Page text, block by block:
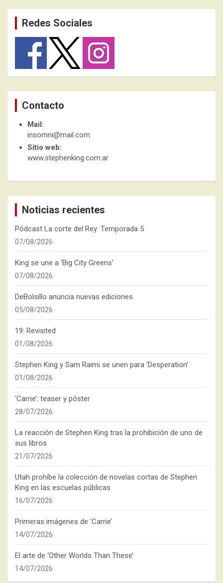
Redes Sociales
Contacto
Mail:
insomni@mail.com
Sitio web:
www.stephenking.com.ar
Noticias recientes
Pódcast La corte del Rey: Temporada 5
07/08/2026
King se une a ‘Big City Greens’
07/08/2026
DeBolsillo anuncia nuevas ediciones
05/08/2026
19: Revisited
01/08/2026
Stephen King y Sam Raimi se unen para ‘Desperation’
01/08/2026
‘Carrie’: teaser y póster
28/07/2026
La reacción de Stephen King tras la prohibición de uno de
sus libros
21/07/2026
Utah prohíbe la colección de novelas cortas de Stephen
King en las escuelas públicas
16/07/2026
Primeras imágenes de ‘Carrie’
14/07/2026
El arte de ‘Other Worlds Than These’
14/07/2026